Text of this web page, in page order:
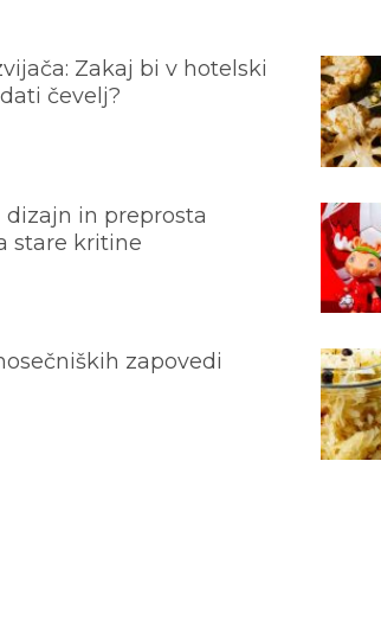
Zakaj bi v hotelski
čevelj?
dizajn in preprosta
stare kritine
zapovedi